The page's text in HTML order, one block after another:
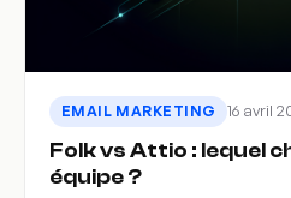
EMAIL MARKETING 16 avril
Folk vs Attio : lequel
équipe ?